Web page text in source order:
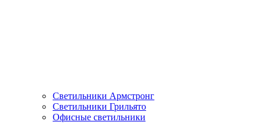
Светильники Армстронг
Светильники Грильято
Офисные светильники